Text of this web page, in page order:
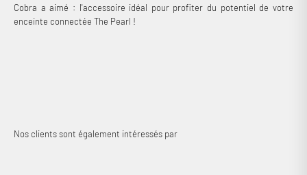
Cobra a aimé : l'accessoire idéal pour profiter du potentiel de votre
enceinte connectée The Pearl !